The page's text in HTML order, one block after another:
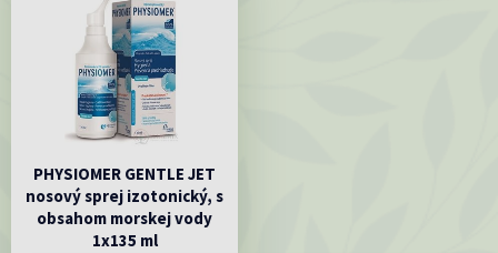
PHYSIOMER GENTLE JET
nosový sprej izotonický, s
obsahom morskej vody
1x135 ml